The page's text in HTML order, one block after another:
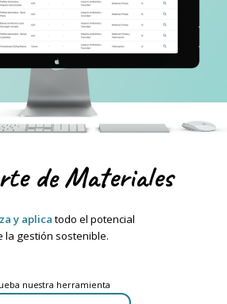
de Materiales
y aplicatodo el potencial
la gestión sostenible.
nuestra herramienta